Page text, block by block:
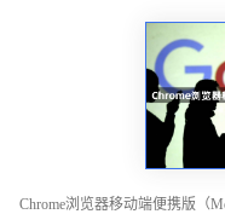
Chrome浏览器移动端便携版（